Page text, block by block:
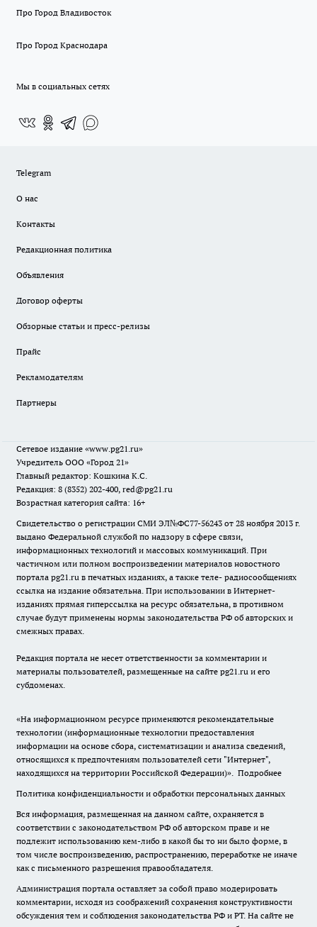
Про Город Владивосток
Про Город Краснодара
Мы в социальных сетях
Telegram
О нас
Контакты
Редакционная политика
Объявления
Договор оферты
Обзорные статьи и пресс-релизы
Прайс
Рекламодателям
Партнеры
Сетевое издание «www.pg21.ru»
Учредитель ООО «Город 21»
Главный редактор: Кошкина К.С.
Редакция: 8 (8352) 202-400, red@pg21.ru
Возрастная категория сайта: 16+
Свидетельство о регистрации СМИ ЭЛ№ФС77-56243 от 28 ноября 2013 г.
выдано Федеральной службой по надзору в сфере связи,
информационных технологий и массовых коммуникаций. При
частичном или полном воспроизведении материалов новостного
портала pg21.ru в печатных изданиях, а также теле- радиосообщениях
ссылка на издание обязательна. При использовании в Интернет-
изданиях прямая гиперссылка на ресурс обязательна, в противном
случае будут применены нормы законодательства РФ об авторских и
смежных правах.
Редакция портала не несет ответственности за комментарии и
материалы пользователей, размещенные на сайте pg21.ru и его
субдоменах.
«На информационном ресурсе применяются рекомендательные
технологии (информационные технологии предоставления
информации на основе сбора, систематизации и анализа сведений,
относящихся к предпочтениям пользователей сети "Интернет",
находящихся на территории Российской Федерации)». Подробнее
Политика конфиденциальности и обработки персональных данных
Вся информация, размещенная на данном сайте, охраняется в
соответствии с законодательством РФ об авторском праве и не
подлежит использованию кем-либо в какой бы то ни было форме, в
том числе воспроизведению, распространению, переработке не иначе
как с письменного разрешения правообладателя.
Администрация портала оставляет за собой право модерировать
комментарии, исходя из соображений сохранения конструктивности
обсуждения тем и соблюдения законодательства РФ и РТ. На сайте не